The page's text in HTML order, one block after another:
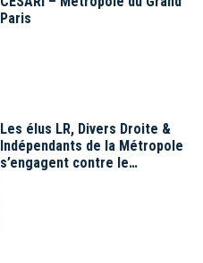
Paris
Les élus LR, Divers Droite &
Indépendants de la Métropole
s’engagent contre le